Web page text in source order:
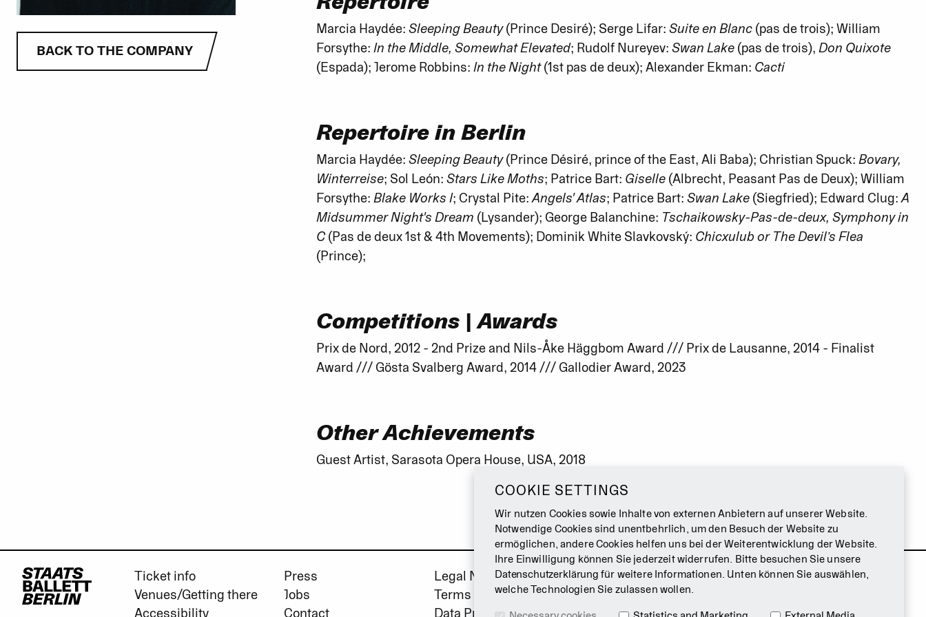
BACK TO THE COMPANY
Marcia Haydée: Sleeping Beauty(Prince Desiré); Serge Lifar: Suite en Blanc(pas de trois); William
Forsythe: In the Middle, Somewhat Elevated; Rudolf Nureyev: Swan Lake(pas de trois), Don Quixote
(Espada); Jerome Robbins: In the Night(1st pas de deux); Alexander Ekman: Cacti
Repertoire in Berlin
Marcia Haydée: Sleeping Beauty(Prince Désiré, prince of the East, Ali Baba); Christian Spuck: Bovary,
Winterreise; Sol León: Stars Like Moths; Patrice Bart: Giselle(Albrecht, Peasant Pas de Deux); William
Forsythe: Blake Works I; Crystal Pite:Angels' Atlas; Patrice Bart: Swan Lake(Siegfried); Edward Clug:A
Midsummer Night's Dream (Lysander); George Balanchine: Tschaikowsky-Pas-de-deux, Symphony in
C(Pas de deux 1st & 4th Movements); Dominik White Slavkovský: Chicxulub or The Devil’s Flea
(Prince);
Competitions | Awards
Prix de Nord, 2012 - 2nd Prize and Nils-Åke Häggbom Award /// Prix de Lausanne, 2014 - Finalist
Award /// Gösta Svalberg Award, 2014 /// Gallodier Award, 2023
Other Achievements
Guest Artist, Sarasota Opera House, USA, 2018
Ticket info
Venues/Getting there
Accessibility
Press
Jobs
Contact
Legal Notice
Terms & Conditions
Data Privacy Policy
COOKIE SETTINGS
Wir nutzen Cookies sowie Inhalte von externen Anbietern auf unserer Website.
Notwendige Cookies sind unentbehrlich, um den Besuch der Website zu
ermöglichen, andere Cookies helfen uns bei der Weiterentwicklung der Website.
Ihre Einwilligung können Sie jederzeit widerrufen. Bitte besuchen Sie unsere
Datenschutzerklärung für weitere Informationen. Unten können Sie auswählen,
welche Technologien Sie zulassen wollen.